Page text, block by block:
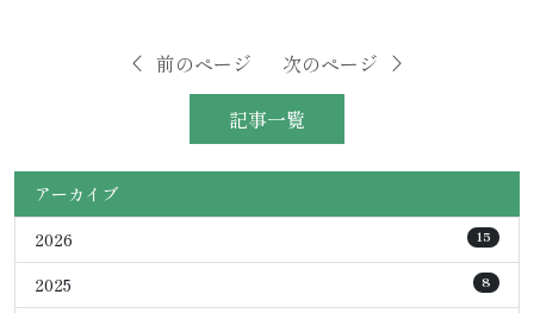
前のページ
記事一覧
次のページ
アーカイブ
2026
15
2025 8